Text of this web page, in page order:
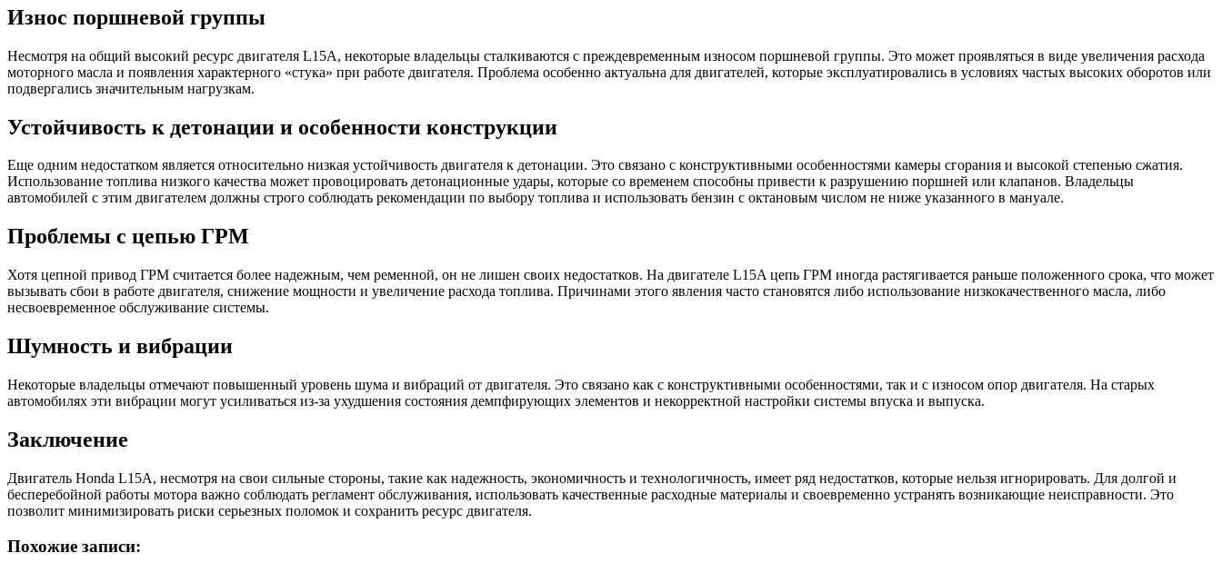
Износ поршневой группы
Несмотря на общий высокий ресурс двигателя L15A, некоторые владельцы сталкиваются с преждевременным износом поршневой группы. Это может проявляться в виде увеличения расхода
моторного масла и появления характерного «стука» при работе двигателя. Проблема особенно актуальна для двигателей, которые эксплуатировались в условиях частых высоких оборотов или
подвергались значительным нагрузкам.
Устойчивость к детонации и особенности конструкции
Еще одним недостатком является относительно низкая устойчивость двигателя к детонации. Это связано с конструктивными особенностями камеры сгорания и высокой степенью сжатия.
Использование топлива низкого качества может провоцировать детонационные удары, которые со временем способны привести к разрушению поршней или клапанов. Владельцы
автомобилей с этим двигателем должны строго соблюдать рекомендации по выбору топлива и использовать бензин с октановым числом не ниже указанного в мануале.
Проблемы с цепью ГРМ
Хотя цепной привод ГРМ считается более надежным, чем ременной, он не лишен своих недостатков. На двигателе L15A цепь ГРМ иногда растягивается раньше положенного срока, что может
вызывать сбои в работе двигателя, снижение мощности и увеличение расхода топлива. Причинами этого явления часто становятся либо использование низкокачественного масла, либо
несвоевременное обслуживание системы.
Шумность и вибрации
Некоторые владельцы отмечают повышенный уровень шума и вибраций от двигателя. Это связано как с конструктивными особенностями, так и с износом опор двигателя. На старых
автомобилях эти вибрации могут усиливаться из-за ухудшения состояния демпфирующих элементов и некорректной настройки системы впуска и выпуска.
Заключение
Двигатель Honda L15A, несмотря на свои сильные стороны, такие как надежность, экономичность и технологичность, имеет ряд недостатков, которые нельзя игнорировать. Для долгой и
бесперебойной работы мотора важно соблюдать регламент обслуживания, использовать качественные расходные материалы и своевременно устранять возникающие неисправности. Это
позволит минимизировать риски серьезных поломок и сохранить ресурс двигателя.
Похожие записи: